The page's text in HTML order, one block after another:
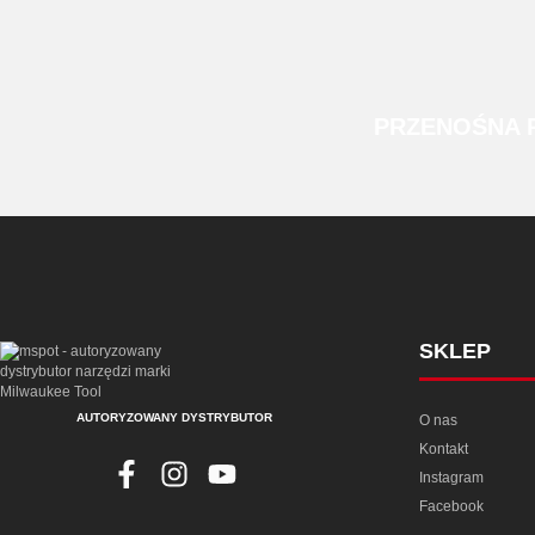
AUTORYZOWANY DYSTRYBUTOR
SKLEP
O nas
Kontakt
Instagram
Facebook